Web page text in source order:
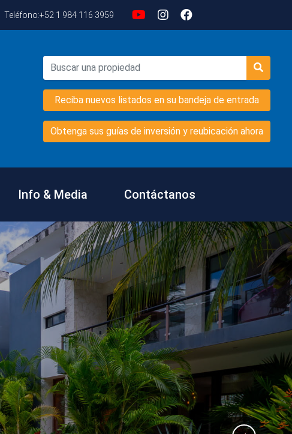
Teléfono:+52 1 984 116 3959
Reciba nuevos listados en su bandeja de entrada
Obtenga sus guías de inversión y reubicación ahora
Info & Media Contáctanos